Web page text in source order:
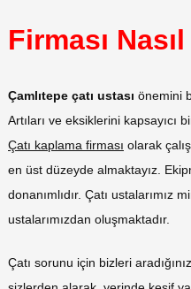
Firması Nasıl
Çamlıtepe çatı ustası önemini
Artıları ve eksiklerini kapsayıcı
Çatı kaplama firması olarak
en üst düzeyde almaktayız.
donanımlıdır. Çatı ustalarımız
ustalarımızdan oluşmaktadır.
Çatı sorunu için bizleri